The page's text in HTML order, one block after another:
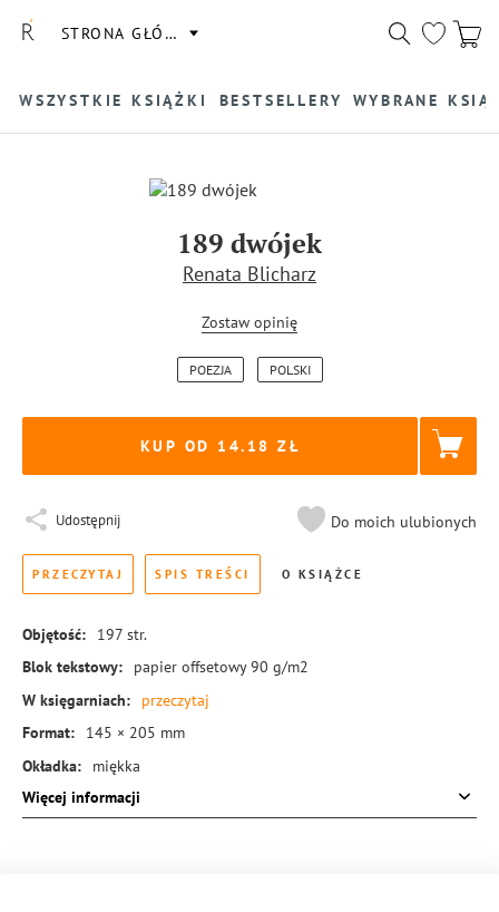
STRONA GŁÓWNA
WSZYSTKIE KSIĄŻKI BESTSELLERY WYBRANE
189 dwójek
Renata Blicharz
Zostaw opinię
POEZJA POLSKI
KUP OD 14.18
Udostępnij Do moich ulubionych
PRZECZYTAJ SPIS TREŚCI O KSIĄŻCE
Objętość: 197 str.
Blok tekstowy:
papier offsetowy 90 g/m2
W księgarniach:
przeczytaj
Format:
145 × 205 mm
Okładka:
miękka
Rodzaj oprawy: blok klejony
Więcej informacji